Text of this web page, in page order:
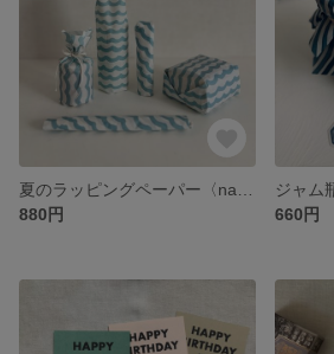
880円
660円